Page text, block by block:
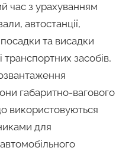
час з урахуванням
автостанції,
та висадки
транспортних засобів,
габаритно-вагового
використовуються
для